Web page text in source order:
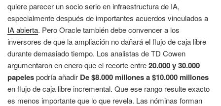
quiere parecer un socio serio en infraestructura de IA,
especialmente después de importantes acuerdos vinculados a
IA abierta. Pero Oracle también debe convencer a los
inversores de que la ampliación no dañará el flujo de caja libre
durante demasiado tiempo. Los analistas de TD Cowen
argumentaron en enero que el recorte entre20.000 y 30.000
papelespodría añadir De $8.000 millones a $10.000 millones
en flujo de caja libre incremental. Que ese rango resulte exacto
es menos importante que lo que revela. Las nóminas forman